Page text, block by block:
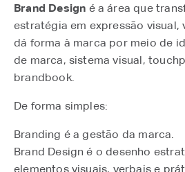
Brand Design é a área que
estratégia em expressão visual,
dá forma à marca por meio de
de marca, sistema visual,
brandbook.
De forma simples:
Branding é a gestão da marca.
Brand Design é o desenho
elementos visuais, verbais e